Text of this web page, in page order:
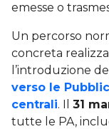
emesse o
Un percorso
concreta
l’introduzione
verso le
centrali. Il 31
tutte le PA,